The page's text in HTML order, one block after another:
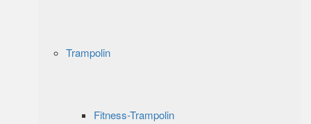
Trampolin
Fitness-Trampolin